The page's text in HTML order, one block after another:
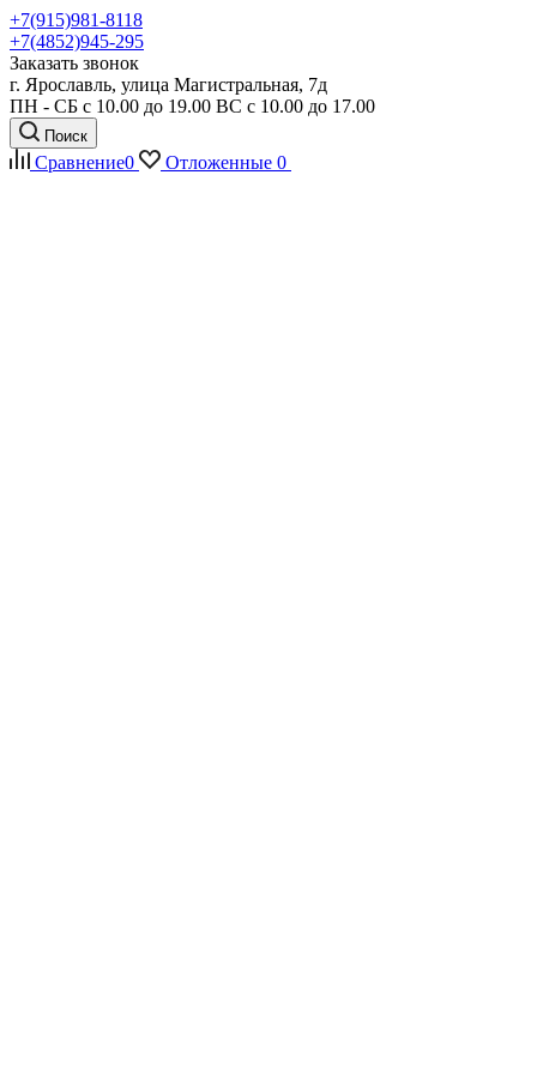
+7(915)981-8118
+7(4852)945-295
Заказать звонок
г. Ярославль, улица Магистральная, 7д
ПН - СБ с 10.00 до 19.00 ВС с 10.00 до 17.00
Поиск
Сравнение0 Отложенные 0